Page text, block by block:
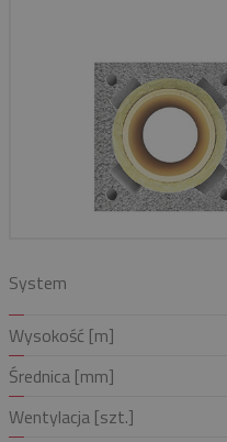
System
Wysokość [m]
Średnica [mm]
Wentylacja [szt.]